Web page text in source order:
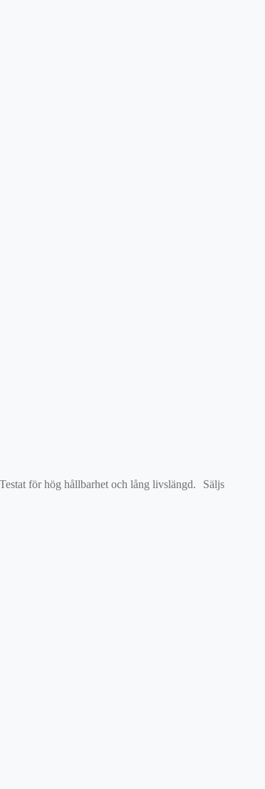
för hög hållbarhet och lång livslängd. Säljs